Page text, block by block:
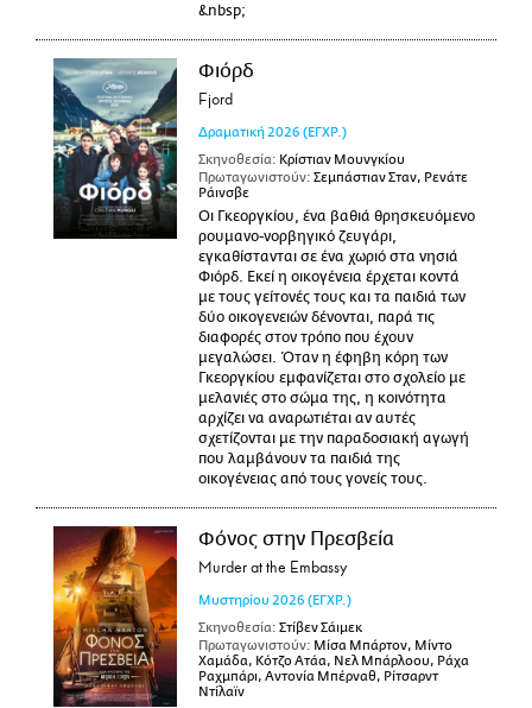
&nbsp;
Φιόρδ
Fjord
Δραματική 2026 (ΕΓΧΡ.)
Σκηνοθεσία: Κρίστιαν Μουνγκίου
Πρωταγωνιστούν: Σεμπάστιαν Σταν, Ρενάτε
Ράινσβε
Οι Γκεοργκίου, ένα βαθιά θρησκευόμενο
ρουμανο-νορβηγικό ζευγάρι,
εγκαθίστανται σε ένα χωριό στα νησιά
Φιόρδ. Εκεί η οικογένεια έρχεται κοντά
με τους γείτονές τους και τα παιδιά των
δύο οικογενειών δένονται, παρά τις
διαφορές στον τρόπο που έχουν
μεγαλώσει. Όταν η έφηβη κόρη των
Γκεοργκίου εμφανίζεται στο σχολείο με
μελανιές στο σώμα της, η κοινότητα
αρχίζει να αναρωτιέται αν αυτές
σχετίζονται με την παραδοσιακή αγωγή
που λαμβάνουν τα παιδιά της
οικογένειας από τους γονείς τους.
Φόνος στην Πρεσβεία
Murder at the Embassy
Μυστηρίου 2026 (ΕΓΧΡ.)
Σκηνοθεσία: Στίβεν Σάιμεκ
Πρωταγωνιστούν: Μίσα Μπάρτον, Μίντο
Χαμάδα, Κότζο Ατάα, Νελ Μπάρλοου, Ράχα
Ραχμπάρι, Αντονία Μπέρναθ, Ρίτσαρντ
Ντίλαϊν